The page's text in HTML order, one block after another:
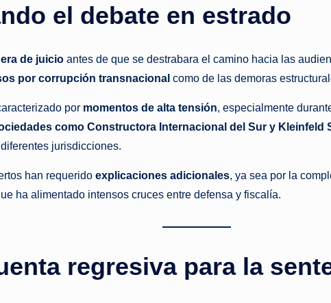
el debate en estrado
de juicio antes de que se destrabara el camino hacia las
por corrupción transnacional como de las demoras
por momentos de alta tensión, especialmente
como Constructora Internacional del Sur y Kleinfeld
jurisdicciones.
han requerido explicaciones adicionales, ya sea por la
ha alimentado intensos cruces entre defensa y fiscalía.
regresiva para la